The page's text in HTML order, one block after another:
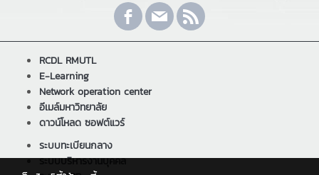
RCDL RMUTL
E-Learning
Network operation center
อีเมล์มหาวิทยาลัย
ดาวน์โหลด ซอฟต์แวร์
ระบบทะเบียนกลาง
ระบบบริหารงานบุคคล